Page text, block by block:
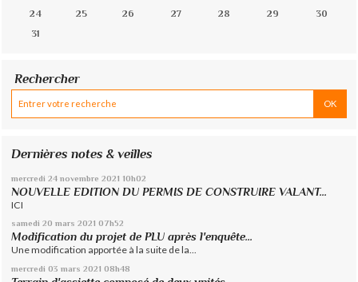
24
25 26 27 28 29
30
31
Rechercher
Dernières notes & veilles
mercredi 24 novembre 2021 10h02
NOUVELLE EDITION DU PERMIS DE CONSTRUIRE VALANT...
ICI
samedi 20 mars 2021 07h52
Modification du projet de PLU après l'enquête...
Une modification apportée à la suite de la...
mercredi 03 mars 2021 08h48